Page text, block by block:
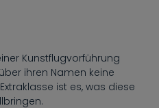
Kunstflugvorführung
ihren Namen keine
ist es, was diese